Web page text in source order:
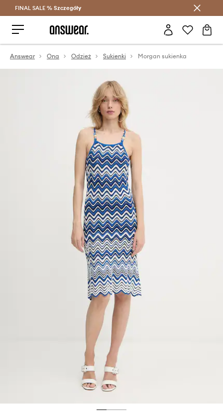
Oszczędzaj z Answear Club >
FINAL SALE % Szczegóły
Answear Ona Odzież Sukienki Morgan sukienka